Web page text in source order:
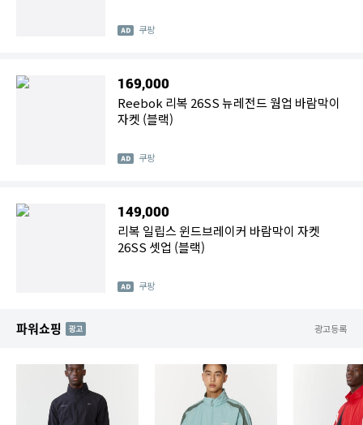
쿠팡
169,000
Reebok 리복 26SS 뉴레전드 웜업 바람막이
자켓 (블랙)
쿠팡
149,000
리복 일립스 윈드브레이커 바람막이 자켓
26SS 셋업 (블랙)
쿠팡
파워쇼핑 AD 광고등록